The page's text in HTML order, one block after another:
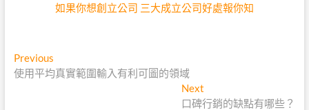
如果你想創立公司 三大成立公司好處報你知
文
章
PreviousPrevious
post:
使用平均真實範圍輸入有利可圖的領域
Next
post:
口碑行銷的缺點有哪些？